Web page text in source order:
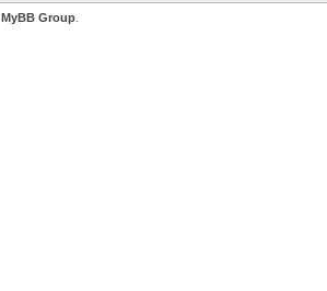
MyBB Group